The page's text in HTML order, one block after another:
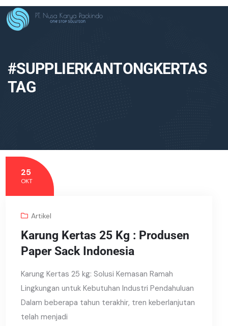
#SUPPLIERKANTONGKERTAS
TAG
25
OKT
Artikel
Karung Kertas 25 Kg : Produsen
Paper Sack Indonesia
Karung Kertas 25 kg: Solusi Kemasan Ramah
Lingkungan untuk Kebutuhan Industri Pendahuluan
Dalam beberapa tahun terakhir, tren keberlanjutan
telah menjadi